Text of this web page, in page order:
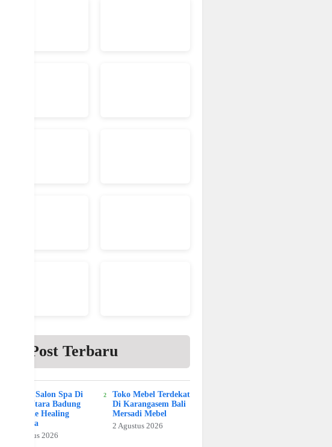
Post Terbaru
Beauty Salon Spa Di
Kuta Utara Badung
Bali The Healing
Day Spa
2 Agustus 2026
Toko Mebel Terdekat
Di Karangasem Bali
Mersadi Mebel
2 Agustus 2026